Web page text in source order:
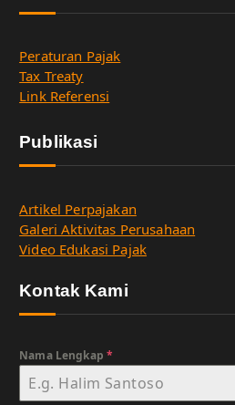
Peraturan Pajak
Tax Treaty
Link Referensi
Publikasi
Artikel Perpajakan
Galeri Aktivitas Perusahaan
Video Edukasi Pajak
Kontak Kami
Nama Lengkap*